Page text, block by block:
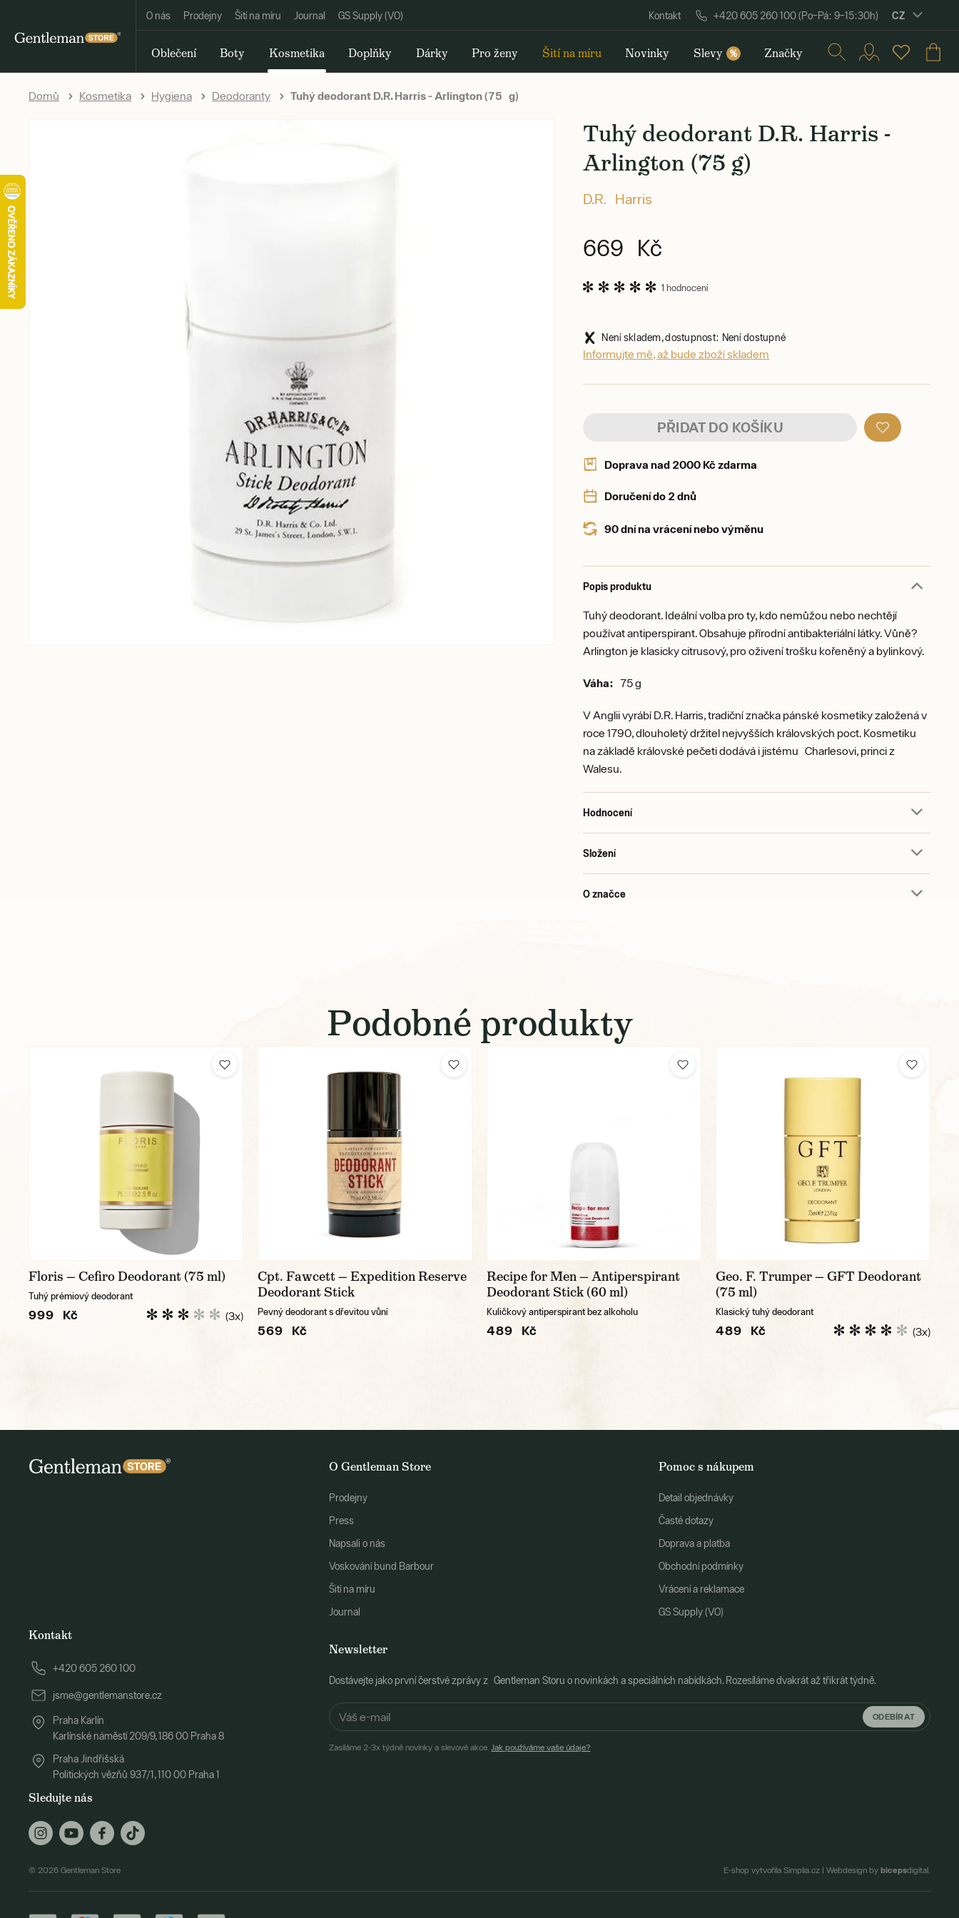
O nás Prodejny Šití na míru Journal GS Supply (VO) Kontakt +420 605 260 100 (Po–Pá: 9–15:30h) CZ
Oblečení Boty Kosmetika Doplňky Dárky Pro ženy Šití na míru Novinky Slevy % Značky
Domů Kosmetika Hygiena Deodoranty Tuhý deodorant D.R. Harris - Arlington (75 g)
Tuhý deodorant D.R. Harris -
Arlington (75 g)
D.R. Harris
669 Kč
1 hodnocení
Není skladem, dostupnost: Není dostupné
Informujte mě, až bude zboží skladem
PŘIDAT DO KOŠÍKU
Doprava nad 2000 Kč zdarma
Doručení do 2 dnů
90 dní na vrácení nebo výměnu
Popis produktu
Tuhý deodorant. Ideální volba pro ty, kdo nemůžou nebo nechtějí
používat antiperspirant. Obsahuje přírodní antibakteriální látky. Vůně?
Arlington je klasicky citrusový, pro oživení trošku kořeněný a bylinkový.
Váha: 75 g
V Anglii vyrábí D.R. Harris, tradiční značka pánské kosmetiky založená v
roce 1790, dlouholetý držitel nejvyšších královských poct. Kosmetiku
na základě královské pečeti dodává i jistému Charlesovi, princi z
Walesu.
Hodnocení
Složení
O značce
Podobné produkty
Floris — Cefiro Deodorant (75 ml)
Tuhý prémiový deodorant
999 Kč (3x)
Cpt. Fawcett — Expedition Reserve
Deodorant Stick
Pevný deodorant s dřevitou vůní
569 Kč
Recipe for Men — Antiperspirant
Deodorant Stick (60 ml)
Kuličkový antiperspirant bez alkoholu
489 Kč
Geo. F. Trumper — GFT Deodorant
(75 ml)
Klasický tuhý deodorant
489 Kč (3x)
O Gentleman Store
Prodejny
Press
Napsali o nás
Voskování bund Barbour
Šití na míru
Journal
Pomoc s nákupem
Detail objednávky
Časté dotazy
Doprava a platba
Obchodní podmínky
Vrácení a reklamace
GS Supply (VO)
Newsletter
Dostávejte jako první čerstvé zprávy z Gentleman Storu o novinkách a speciálních nabídkách. Rozesíláme dvakrát až třikrát týdně.
ODEBÍRAT
Zasíláme 2-3x týdně novinky a slevové akce. Jak používáme vaše údaje?
Kontakt
+420 605 260 100
jsme@gentlemanstore.cz
Praha Karlín
Karlínské náměstí 209/9, 186 00 Praha 8
Praha Jindřišská
Politických vězňů 937/1, 110 00 Praha 1
Sledujte nás
© 2026 Gentleman Store E-shop vytvořila Simplia.cz | Webdesign by bicepsdigital.